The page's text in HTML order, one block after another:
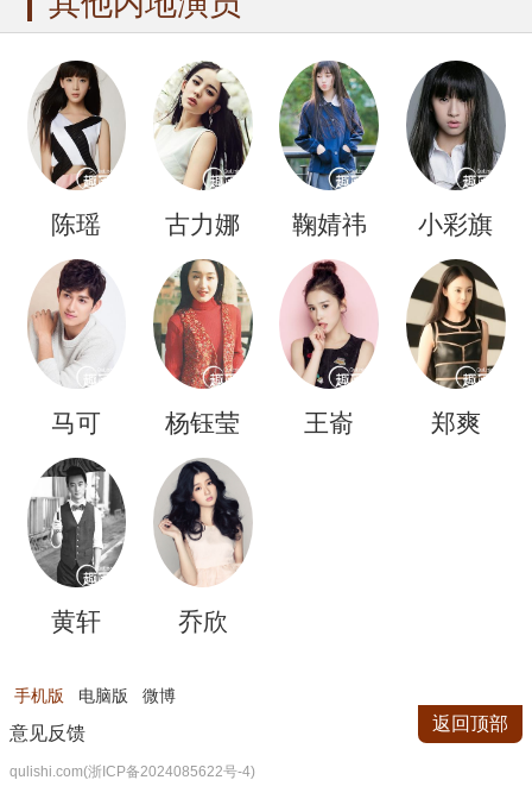
陈瑶 古力娜
扎
鞠婧祎 小彩旗
马可 杨钰莹 王嵛 郑爽
黄轩 乔欣
手机版 电脑版 微博
意见反馈
qulishi.com(浙ICP备2024085622号-4)
返回顶部